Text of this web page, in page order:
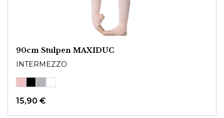
90cm Stulpen MAXIDUC
INTERMEZZO
15,90 €